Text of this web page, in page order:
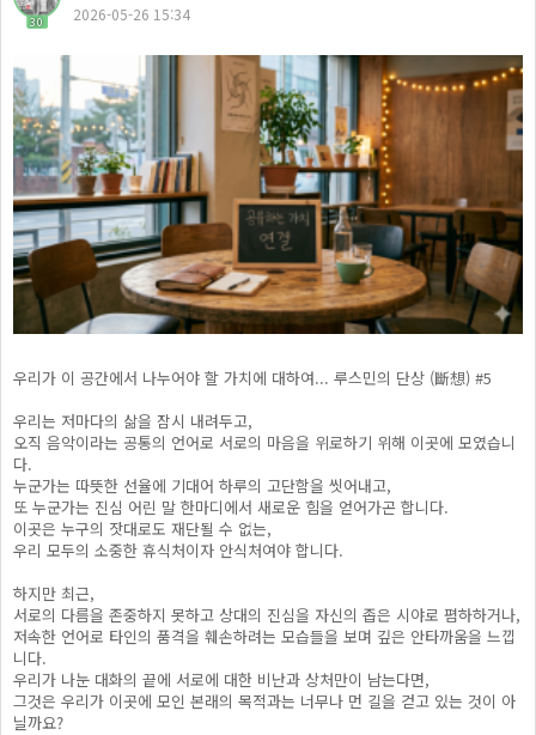
30 2026-05-26 15:34
우리가 이 공간에서 나누어야 할 가치에 대하여... 루스민의 단상 (斷想) #5
우리는 저마다의 삶을 잠시 내려두고,
오직 음악이라는 공통의 언어로 서로의 마음을 위로하기 위해 이곳에 모였습니
다.
누군가는 따뜻한 선율에 기대어 하루의 고단함을 씻어내고,
또 누군가는 진심 어린 말 한마디에서 새로운 힘을 얻어가곤 합니다.
이곳은 누구의 잣대로도 재단될 수 없는,
우리 모두의 소중한 휴식처이자 안식처여야 합니다.
하지만 최근,
서로의 다름을 존중하지 못하고 상대의 진심을 자신의 좁은 시야로 폄하하거나,
저속한 언어로 타인의 품격을 훼손하려는 모습들을 보며 깊은 안타까움을 느낍
니다.
우리가 나눈 대화의 끝에 서로에 대한 비난과 상처만이 남는다면,
그것은 우리가 이곳에 모인 본래의 목적과는 너무나 먼 길을 걷고 있는 것이 아
닐까요?